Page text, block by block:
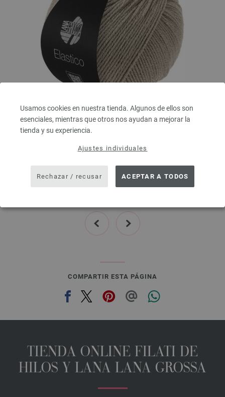
Usamos cookies en nuestra tienda. Algunos de ellos son
esenciales, mientras que otros nos ayudan a mejorar la
tienda y su experiencia.
Ajustes individuales
Rechazar / recusar ACEPTAR A TODOS
Lana Grossa
ELASTICO
96 % Algodón, 4 % Poliéster (elité)
Grosor de las agujas: 3,5 - 4,5
4,16 €
4,86 $
prev next
COMPARTIR ESTA PÁGINA
TIENDA ONLINE FILATI DE
HILOS Y LANA LANA GROSSA